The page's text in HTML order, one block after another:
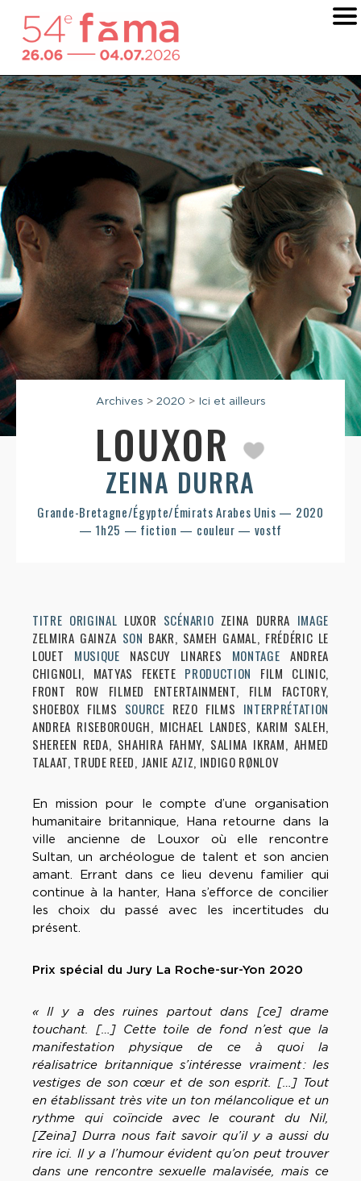
Archives > 2020 > Ici et ailleurs
LOUXOR
ZEINA DURRA
Grande-Bretagne/Égypte/Émirats Arabes Unis — 2020
— 1h25 — fiction — couleur — vostf
TITRE ORIGINAL LUXOR SCÉNARIO ZEINA DURRA IMAGE
ZELMIRA GAINZA SON BAKR, SAMEH GAMAL, FRÉDÉRIC LE
LOUET MUSIQUE NASCUY LINARES MONTAGE ANDREA
CHIGNOLI, MATYAS FEKETE PRODUCTION FILM CLINIC,
FRONT ROW FILMED ENTERTAINMENT, FILM FACTORY,
SHOEBOX FILMS SOURCE REZO FILMS INTERPRÉTATION
ANDREA RISEBOROUGH, MICHAEL LANDES, KARIM SALEH,
SHEREEN REDA, SHAHIRA FAHMY, SALIMA IKRAM, AHMED
TALAAT, TRUDE REED, JANIE AZIZ, INDIGO RØNLOV
En mission pour le compte d’une organisation
humanitaire britannique, Hana retourne dans la
ville ancienne de Louxor où elle rencontre
Sultan, un archéologue de talent et son ancien
amant. Errant dans ce lieu devenu familier qui
continue à la hanter, Hana s’efforce de concilier
les choix du passé avec les incertitudes du
présent.
Prix spécial du Jury La Roche-sur-Yon 2020
« Il y a des ruines partout dans [ce] drame
touchant. […] Cette toile de fond n’est que la
manifestation physique de ce à quoi la
réalisatrice britannique s’intéresse vraiment : les
vestiges de son cœur et de son esprit. […] Tout
en établissant très vite un ton mélancolique et un
rythme qui coïncide avec le courant du Nil,
[Zeina] Durra nous fait savoir qu’il y a aussi du
rire ici. Il y a l’humour évident qu’on peut trouver
dans une rencontre sexuelle malavisée, mais ce